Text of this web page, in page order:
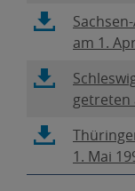
Fenster,
PDF-
Datei
in
neuem
Fenster,
PDF-
Datei
am 1.
Link
öffnet
in
neuem
Fenster,
PDF-
Datei
getreten
Link
öffnet
in
neuem
1. Mai
Link
öffnet
sich